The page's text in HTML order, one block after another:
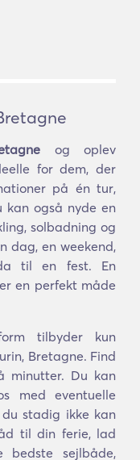
og oplev
for dem, der
på én tur,
kan også nyde en
solbadning og
dag, en weekend,
til en fest. En
en perfekt måde
tilbyder kun
Bretagne. Find
minutter. Du kan
med eventuelle
stadig ikke kan
til din ferie, lad
bedste sejlbåde,